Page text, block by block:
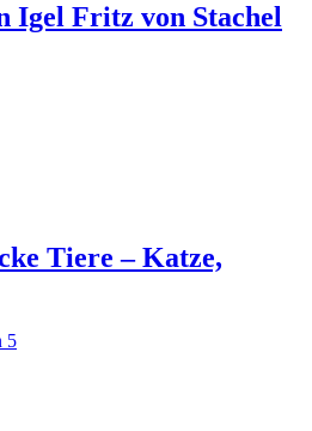
Igel Fritz von Stachel
Tiere – Katze,
5